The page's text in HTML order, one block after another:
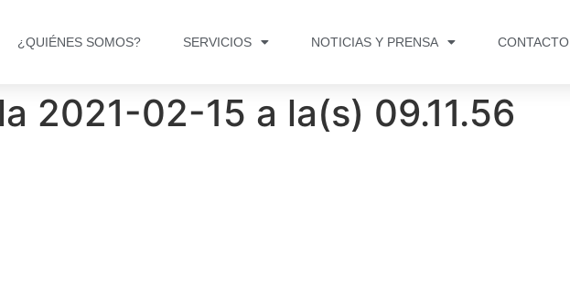
¿QUIÉNES SOMOS? SERVICIOS NOTICIAS Y PRENSA CONTACTO
2021-02-15 a la(s) 09.11.56